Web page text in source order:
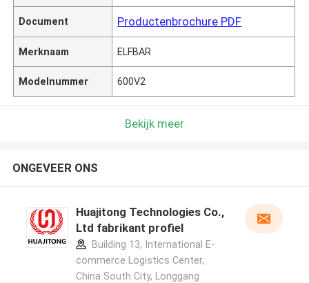
Document Productenbrochure PDF
Merknaam ELFBAR
Modelnummer 600V2
Bekijk meer
ONGEVEER ONS
Huajitong Technologies Co.,
Ltd fabrikant profiel
Building 13, International E-
commerce Logistics Center,
China South City, Longgang